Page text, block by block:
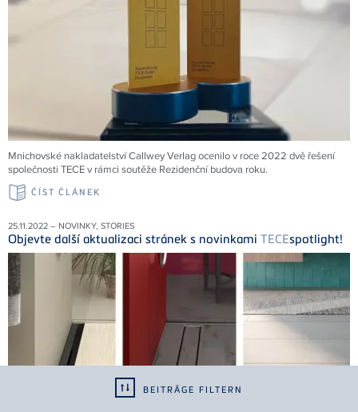
BEITRÄGE FILTERN
Mnichovské nakladatelství Callwey Verlag ocenilo v roce 2022 dvě řešení
společnosti TECEv rámci soutěže Rezidenční budova roku.
ČÍST ČLÁNEK
25.11.2022 – NOVINKY, STORIES
Objevte další aktualizaci stránek s novinkami TECEspotlight!